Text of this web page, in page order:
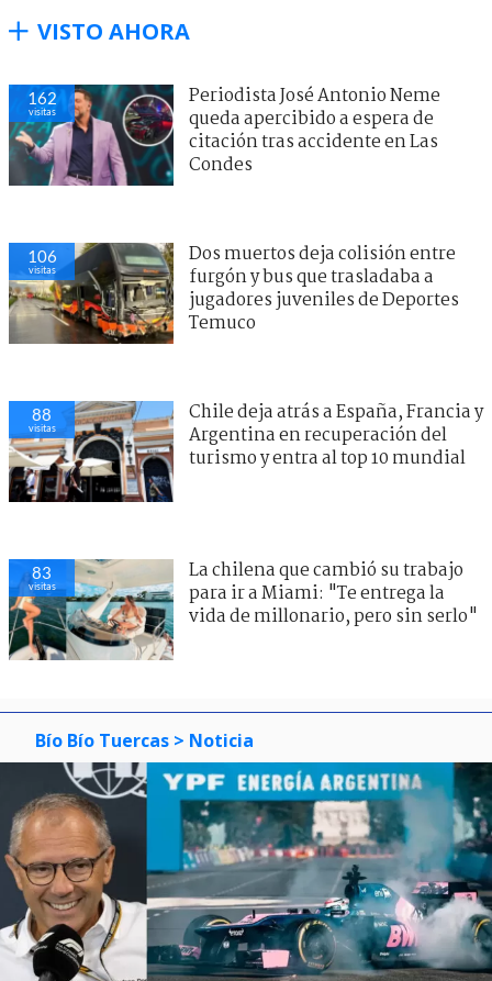
VISTO AHORA
162
visitas
Periodista José Antonio Neme
queda apercibido a espera de
citación tras accidente en Las
Condes
106
visitas
Dos muertos deja colisión entre
furgón y bus que trasladaba a
jugadores juveniles de Deportes
Temuco
88
visitas
Chile deja atrás a España, Francia y
Argentina en recuperación del
turismo y entra al top 10 mundial
83
visitas
La chilena que cambió su trabajo
para ir a Miami: "Te entrega la
vida de millonario, pero sin serlo"
Bío Bío Tuercas > Noticia